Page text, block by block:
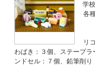
学
各
リ
わばき：３個、ステープ
ンドセル：７個、鉛筆削